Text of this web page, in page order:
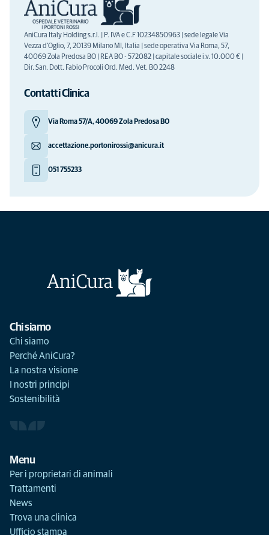
AniCura Italy Holding s.r.l. | P. IVA e C.F 10234850963 | sede legale Via
Vezza d'Oglio, 7, 20139 Milano MI, Italia | sede operativa Via Roma, 57,
40069 Zola Predosa BO | REA BO - 572082 | capitale sociale i.v. 10.000 € |
Dir. San. Dott. Fabio Procoli Ord. Med. Vet. BO 2248
Contatti Clinica
Via Roma 57/A, 40069 Zola Predosa BO
accettazione.portonirossi@anicura.it
051 755233
Chi siamo
Chi siamo
Perché AniCura?
La nostra visione
I nostri principi
Sostenibilità
Menu
Per i proprietari di animali
Trattamenti
News
Trova una clinica
Ufficio stampa